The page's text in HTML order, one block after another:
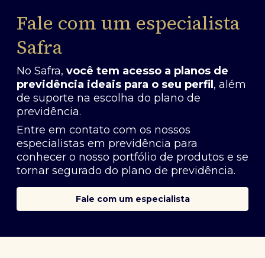
Fale com um especialista
Safra
No Safra, você tem acesso a planos de
previdência ideais para o seu perfil , além
de suporte na escolha do plano de
previdência.
Entre em contato com os nossos
especialistas em previdência para
conhecer o nosso portfólio de produtos e se
tornar segurado do plano de previdência.
Fale com um especialista